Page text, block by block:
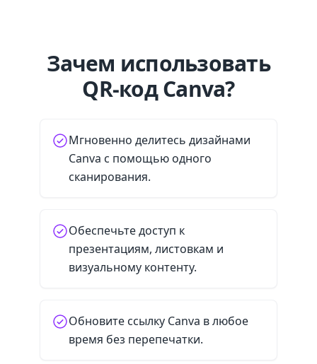
Зачем использовать
QR-код Canva?
Мгновенно делитесь дизайнами
Canva с помощью одного
сканирования.
Обеспечьте доступ к
презентациям, листовкам и
визуальному контенту.
Обновите ссылку Canva в любое
время без перепечатки.